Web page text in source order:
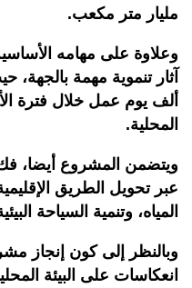
مليار متر مكعب.
وعلاوة على مهامه
ألف يوم عمل خلال فترة
المحلية.
ويتضمن المشروع أيضا، فك
المياه، وتنمية السياحة
وبالنظر إلى كون إنجاز
انعكاسات على البيئة